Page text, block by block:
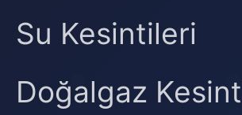
Su Kesintileri
Doğalgaz